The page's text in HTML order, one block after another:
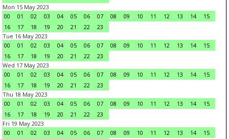
Mon 15 May 2023
00
01 02 03 04 05 06 07 08 09 10 11 12 13 14
15
16
17 18 19 20 21 22
23
Tue 16 May 2023
00
01 02 03 04 05 06 07 08 09 10 11 12 13 14
15
16
17 18 19 20 21 22
23
Wed 17 May 2023
00
01 02 03 04 05 06 07 08 09 10 11 12 13 14
15
16
17 18 19 20 21 22
23
Thu 18 May 2023
00
01 02 03 04 05 06 07 08 09 10 11 12 13 14
15
16
17 18 19 20 21 22
23
Fri 19 May 2023
00
01 02 03 04 05 06 07 08 09 10 11 12 13 14
15